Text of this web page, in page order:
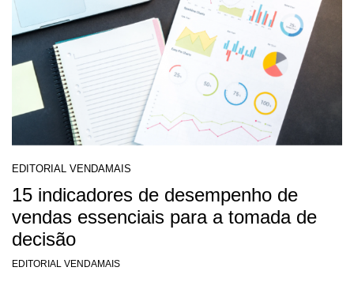
EDITORIAL VENDAMAIS
15 indicadores de desempenho de
vendas essenciais para a tomada de
decisão
EDITORIAL VENDAMAIS